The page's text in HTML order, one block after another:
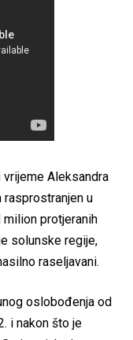
Aleksandra
rasprostranjen u
protjeranih
solunske regije,
raseljavani.
oslobođenja od
i nakon što je